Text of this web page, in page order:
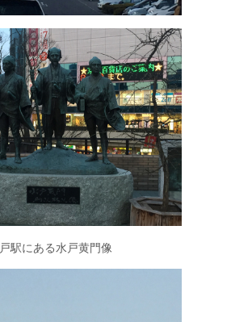
駅にある水戸黄門像